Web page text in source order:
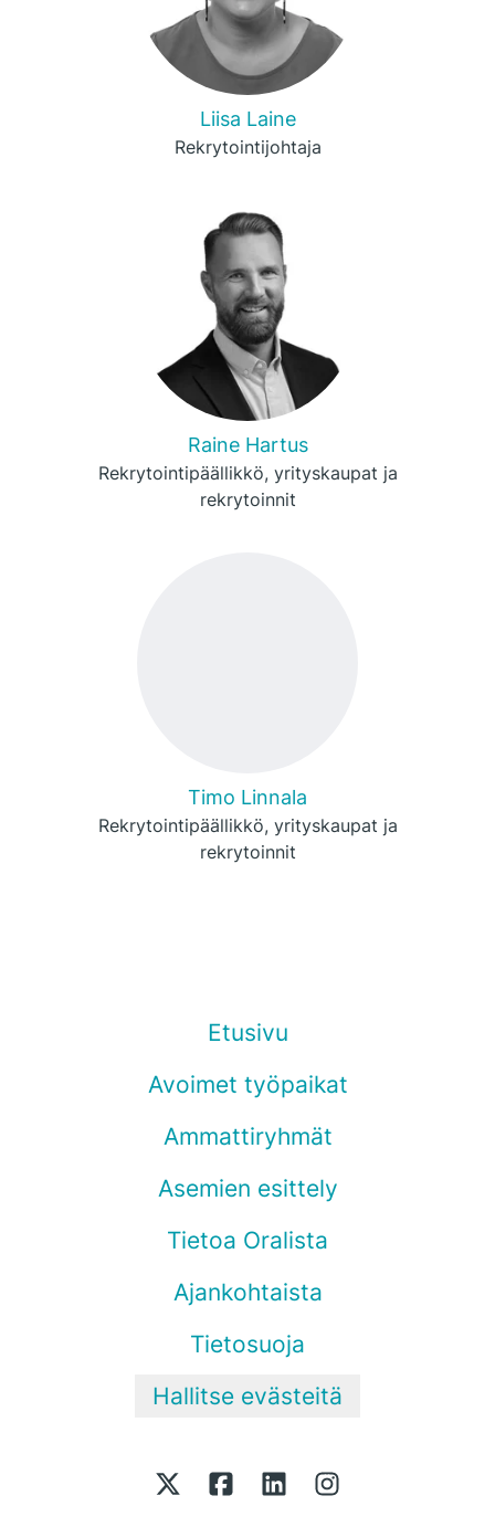
Liisa Laine
Rekrytointijohtaja
Raine Hartus
Rekrytointipäällikkö, yrityskaupat ja
rekrytoinnit
Timo Linnala
Rekrytointipäällikkö, yrityskaupat ja
rekrytoinnit
Etusivu
Avoimet työpaikat
Ammattiryhmät
Asemien esittely
Tietoa Oralista
Ajankohtaista
Tietosuoja
Hallitse evästeitä